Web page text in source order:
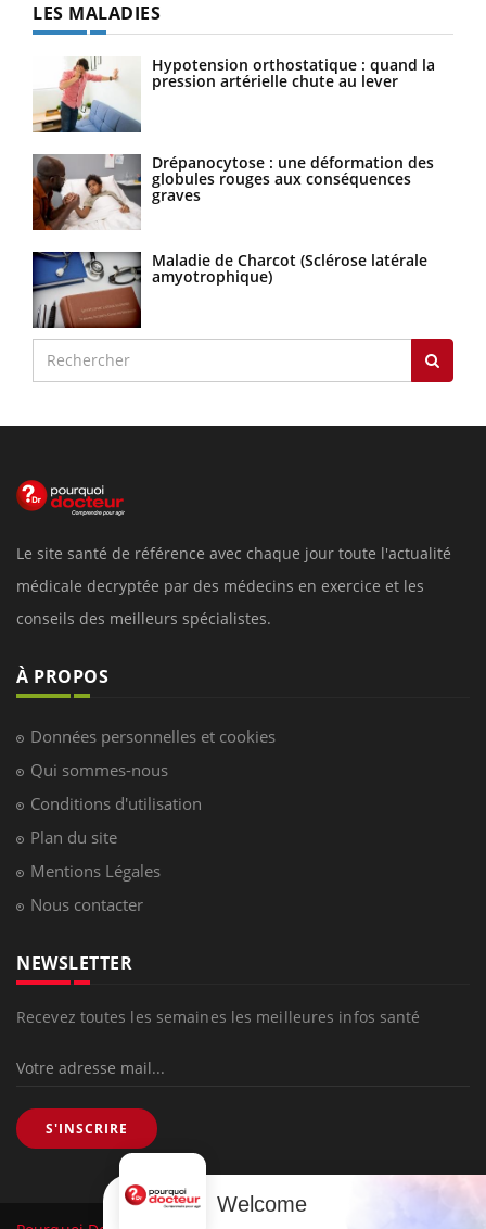
LES MALADIES
Hypotension orthostatique : quand la
pression artérielle chute au lever
Drépanocytose : une déformation des
globules rouges aux conséquences
graves
Maladie de Charcot (Sclérose latérale
amyotrophique)
Le site santé de référence avec chaque jour toute l'actualité
médicale decryptée par des médecins en exercice et les
conseils des meilleurs spécialistes.
À PROPOS
Données personnelles et cookies
Qui sommes-nous
Conditions d'utilisation
Plan du site
Mentions Légales
Nous contacter
NEWSLETTER
Recevez toutes les semaines les meilleures infos santé
S'INSCRIRE
Welcome